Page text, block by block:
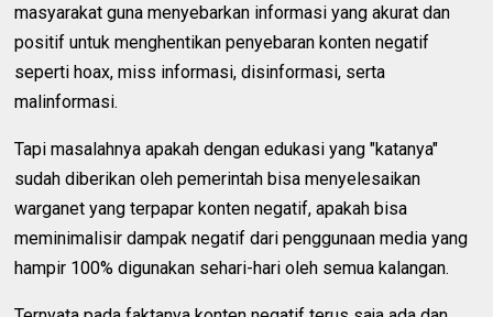
masyarakat guna menyebarkan informasi yang akurat dan
positif untuk menghentikan penyebaran konten negatif
seperti hoax, miss informasi, disinformasi, serta
malinformasi.
Tapi masalahnya apakah dengan edukasi yang "katanya"
sudah diberikan oleh pemerintah bisa menyelesaikan
warganet yang terpapar konten negatif, apakah bisa
meminimalisir dampak negatif dari penggunaan media yang
hampir 100% digunakan sehari-hari oleh semua kalangan.